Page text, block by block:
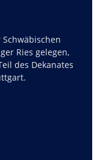
Ries gelegen,
des Dekanates